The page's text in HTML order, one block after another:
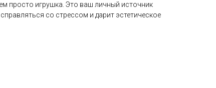
просто игрушка. Это ваш личный источник
со стрессом и дарит эстетическое